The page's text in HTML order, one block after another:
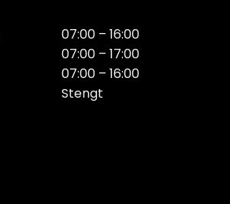
07:00 – 16:00
07:00 – 17:00
07:00 – 16:00
Stengt